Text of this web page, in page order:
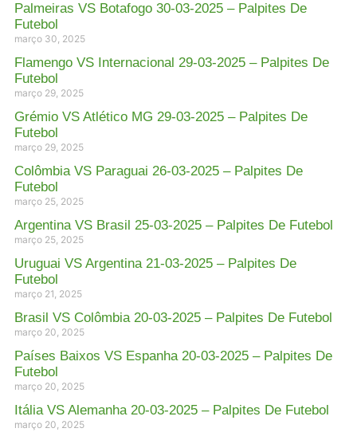
Palmeiras VS Botafogo 30-03-2025 – Palpites De
Futebol
março 30, 2025
Flamengo VS Internacional 29-03-2025 – Palpites De
Futebol
março 29, 2025
Grémio VS Atlético MG 29-03-2025 – Palpites De
Futebol
março 29, 2025
Colômbia VS Paraguai 26-03-2025 – Palpites De
Futebol
março 25, 2025
Argentina VS Brasil 25-03-2025 – Palpites De Futebol
março 25, 2025
Uruguai VS Argentina 21-03-2025 – Palpites De
Futebol
março 21, 2025
Brasil VS Colômbia 20-03-2025 – Palpites De Futebol
março 20, 2025
Países Baixos VS Espanha 20-03-2025 – Palpites De
Futebol
março 20, 2025
Itália VS Alemanha 20-03-2025 – Palpites De Futebol
março 20, 2025